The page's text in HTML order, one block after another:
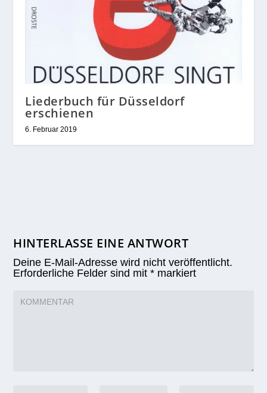
Liederbuch für Düsseldorf
erschienen
6. Februar 2019
HINTERLASSE EINE ANTWORT
Deine E-Mail-Adresse wird nicht veröffentlicht.
Erforderliche Felder sind mit* markiert